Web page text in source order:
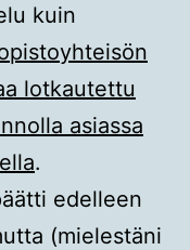
kuin
lotkautettu
asiassa
.
edelleen
(mielestäni